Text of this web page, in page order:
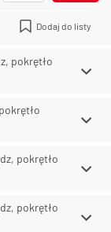
Dodaj do listy
pokrętło
pokrętło
pokrętło